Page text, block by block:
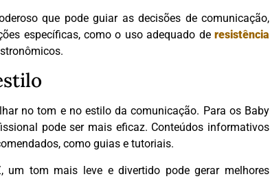
que pode guiar as decisões de comunicação,
específicas, como o uso adequado deresistência
no tom e no estilo da comunicação. Para os Baby
pode ser mais eficaz. Conteúdos informativos
como guias e tutoriais.
um tom mais leve e divertido pode gerar melhores